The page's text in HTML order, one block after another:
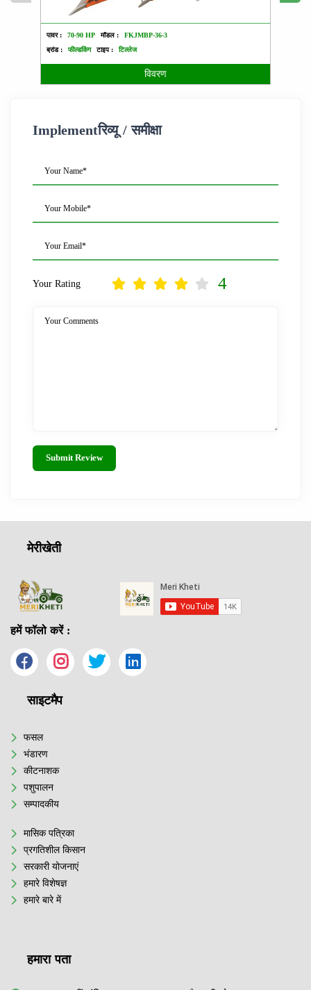
पावर : 70-90 HP मॉडल :
FKJMBP-36-3
ब्रांड :
फील्डकिंग टाइप : टिल्लेज
विवरण
Implementरिव्यू / समीक्षा
Your Name*
Your Mobile*
Your Email*
Your Rating 4
Your Comments
Submit Review
मेरीखेती
हमें फॉलो करें :
साइटमैप
फसल
भंडारण
कीटनाशक
पशुपालन
सम्पादकीय
मासिक पत्रिका
प्रगतिशील किसान
सरकारी योजनाएं
हमारे विशेषज्ञ
हमारे बारे में
हमारा पता